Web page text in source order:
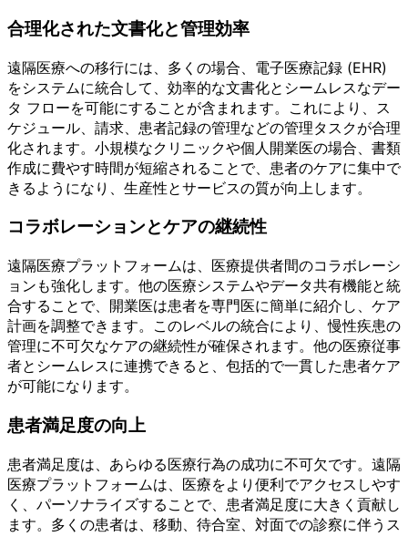
合理化された文書化と管理効率
遠隔医療への移行には、多くの場合、電子医療記録 (EHR)
をシステムに統合して、効率的な文書化とシームレスなデー
タ フローを可能にすることが含まれます。これにより、ス
ケジュール、請求、患者記録の管理などの管理タスクが合理
化されます。小規模なクリニックや個人開業医の場合、書類
作成に費やす時間が短縮されることで、患者のケアに集中で
きるようになり、生産性とサービスの質が向上します。
コラボレーションとケアの継続性
遠隔医療プラットフォームは、医療提供者間のコラボレーシ
ョンも強化します。他の医療システムやデータ共有機能と統
合することで、開業医は患者を専門医に簡単に紹介し、ケア
計画を調整できます。このレベルの統合により、慢性疾患の
管理に不可欠なケアの継続性が確保されます。他の医療従事
者とシームレスに連携できると、包括的で一貫した患者ケア
が可能になります。
患者満足度の向上
患者満足度は、あらゆる医療行為の成功に不可欠です。遠隔
医療プラットフォームは、医療をより便利でアクセスしやす
く、パーソナライズすることで、患者満足度に大きく貢献し
ます。多くの患者は、移動、待合室、対面での診察に伴うス